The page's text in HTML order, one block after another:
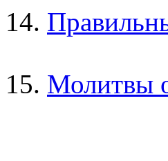
14.
15. Молитвы